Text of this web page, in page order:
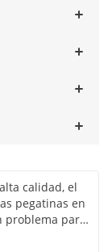
calidad, el
pegatinas en
problema para